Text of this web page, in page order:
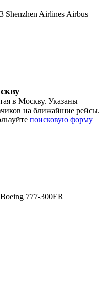
Shenzhen Airlines Airbus
в Москву. Указаны
на ближайшие рейсы.
поисковую форму
Boeing 777-300ER